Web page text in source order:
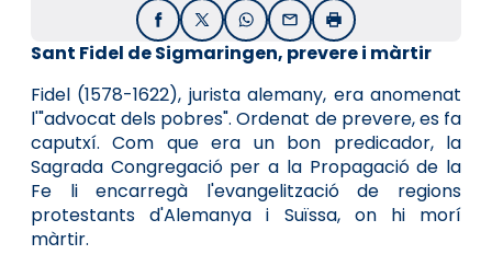
FacebookX / TwitterWhatsApp
EmailImprimir
Sant Fidel de Sigmaringen, prevere i màrtir
Fidel (1578-1622), jurista alemany, era anomenat
l'"advocat dels pobres". Ordenat de prevere, es fa
caputxí. Com que era un bon predicador, la
Sagrada Congregació per a la Propagació de la
Fe li encarregà l'evangelització de regions
protestants d'Alemanya i Suïssa, on hi morí
màrtir.